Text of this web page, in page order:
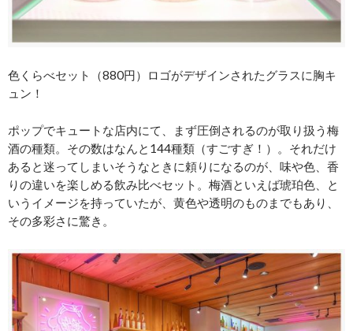
色くらべセット（880円）ロゴがデザインされたグラスに胸キ
ュン！
ポップでキュートな店内にて、まず圧倒されるのが取り扱う梅
酒の種類。その数はなんと144種類（すごすぎ！）。それだけ
あると迷ってしまいそうなときに頼りになるのが、味や色、香
りの違いを楽しめる飲み比べセット。梅酒といえば琥珀色、と
いうイメージを持っていたが、黄色や透明のものまでもあり、
その多彩さに驚き。